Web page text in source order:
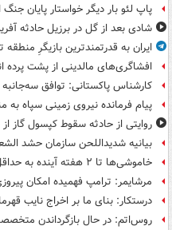
پاپ لئو بار دیگر خواستار پایان
شادی بعد از گل در برزیل حادثه
ایران به قدرتمندترین بازیگرِ
افشاگری‌های مالدینی از پشت پرده
کارشناس پاکستانی: توافق
پیام فرمانده نیروی زمینی سپاه به
روایتی از حادثه سقوط کپسول گاز
بیانیه شدیداللحن سازمان حشد
خاموشی‌ها تا ۲ هفته آینده به حداقل می‌رسد
مرشایمر: ترامپ فهمیده امکان
درستکار: بنای ما بر اخراج نایب
روس‌اتم: در حال بازگرداندن